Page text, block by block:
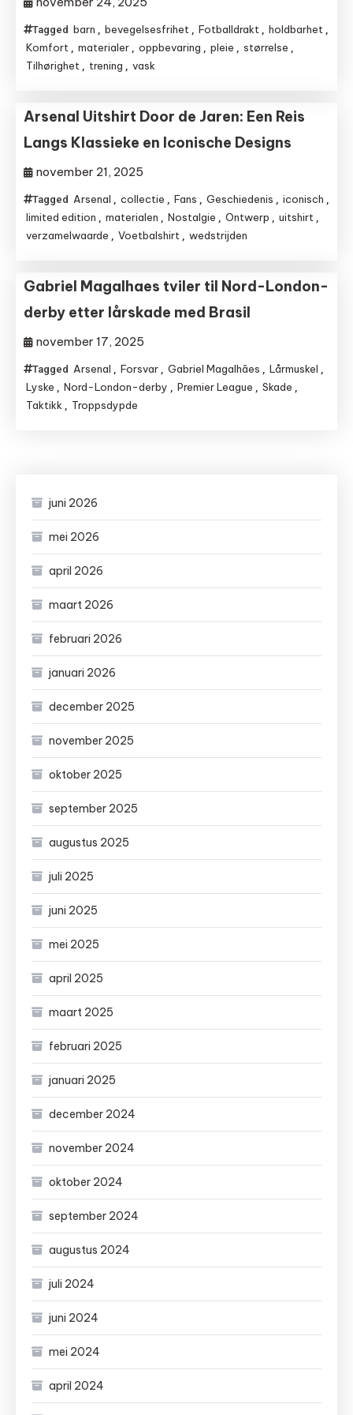
Tagged barn , bevegelsesfrihet , Fotballdrakt , holdbarhet ,
Komfort , materialer , oppbevaring , pleie , størrelse ,
Tilhørighet , trening , vask
Arsenal Uitshirt Door de Jaren: Een Reis
Langs Klassieke en Iconische Designs
november 21, 2025
Tagged Arsenal , collectie , Fans , Geschiedenis , iconisch ,
limited edition , materialen , Nostalgie , Ontwerp , uitshirt ,
verzamelwaarde , Voetbalshirt , wedstrijden
Gabriel Magalhaes tviler til Nord-London-
derby etter lårskade med Brasil
november 17, 2025
Tagged Arsenal , Forsvar , Gabriel Magalhães , Lårmuskel ,
Lyske , Nord-London-derby , Premier League , Skade ,
Taktikk , Troppsdypde
juni 2026
mei 2026
april 2026
maart 2026
februari 2026
januari 2026
december 2025
november 2025
oktober 2025
september 2025
augustus 2025
juli 2025
juni 2025
mei 2025
april 2025
maart 2025
februari 2025
januari 2025
december 2024
november 2024
oktober 2024
september 2024
augustus 2024
juli 2024
juni 2024
mei 2024
april 2024